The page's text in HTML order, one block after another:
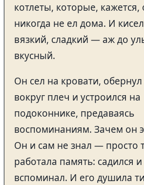
котлеты, которые, кажется,
никогда не ел дома. И
вязкий, сладкий — аж до
вкусный.
Он сел на кровати,
вокруг плеч и устроился на
подоконнике, предаваясь
воспоминаниям. Зачем он
Он и сам не знал — просто
работала память: садился и
вспоминал. И его душила